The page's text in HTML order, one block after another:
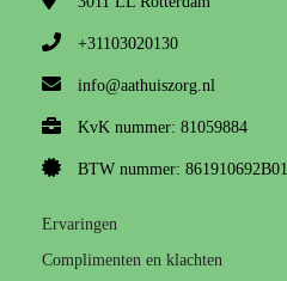
+31103020130
info@aathuiszorg.nl
KvK nummer: 81059884
BTW nummer: 861910692B01
Ervaringen
Complimenten en klachten